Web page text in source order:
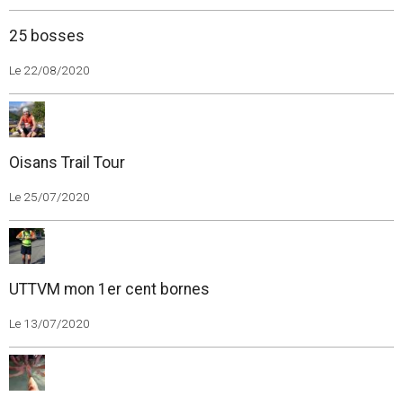
25 bosses
Le 22/08/2020
Oisans Trail Tour
Le 25/07/2020
UTTVM mon 1er cent bornes
Le 13/07/2020